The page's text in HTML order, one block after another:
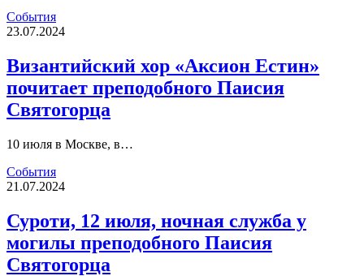
События
23.07.2024
Византийский хор «Аксион Естин»
почитает преподобного Паисия
Святогорца
10 июля в Москве, в…
События
21.07.2024
Суроти, 12 июля, ночная служба у
могилы преподобного Паисия
Святогорца